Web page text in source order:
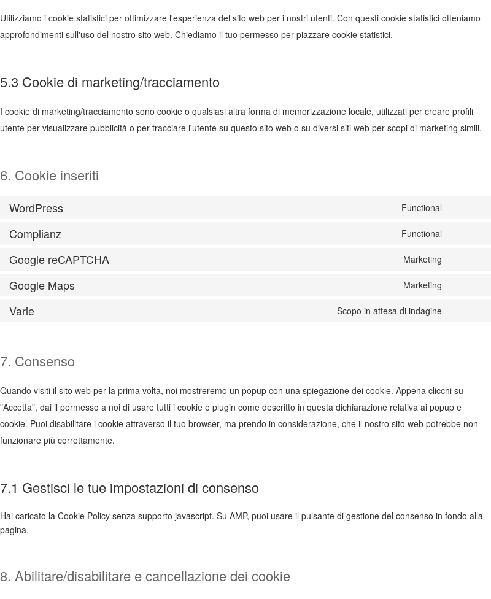
Utilizziamo i cookie statistici per ottimizzare l'esperienza del sito web per i nostri utenti. Con questi cookie statistici otteniamo
approfondimenti sull'uso del nostro sito web. Chiediamo il tuo permesso per piazzare cookie statistici.
5.3 Cookie di marketing/tracciamento
I cookie di marketing/tracciamento sono cookie o qualsiasi altra forma di memorizzazione locale, utilizzati per creare profili
utente per visualizzare pubblicità o per tracciare l'utente su questo sito web o su diversi siti web per scopi di marketing simili.
6. Cookie inseriti
WordPress Functional
Complianz Functional
Google reCAPTCHA Marketing
Google Maps Marketing
Varie Scopo in attesa di indagine
7. Consenso
Quando visiti il sito web per la prima volta, noi mostreremo un popup con una spiegazione dei cookie. Appena clicchi su
"Accetta", dai il permesso a noi di usare tutti i cookie e plugin come descritto in questa dichiarazione relativa ai popup e
cookie. Puoi disabilitare i cookie attraverso il tuo browser, ma prendo in considerazione, che il nostro sito web potrebbe non
funzionare più correttamente.
7.1 Gestisci le tue impostazioni di consenso
Hai caricato la Cookie Policy senza supporto javascript. Su AMP, puoi usare il pulsante di gestione del consenso in fondo alla
pagina.
8. Abilitare/disabilitare e cancellazione dei cookie